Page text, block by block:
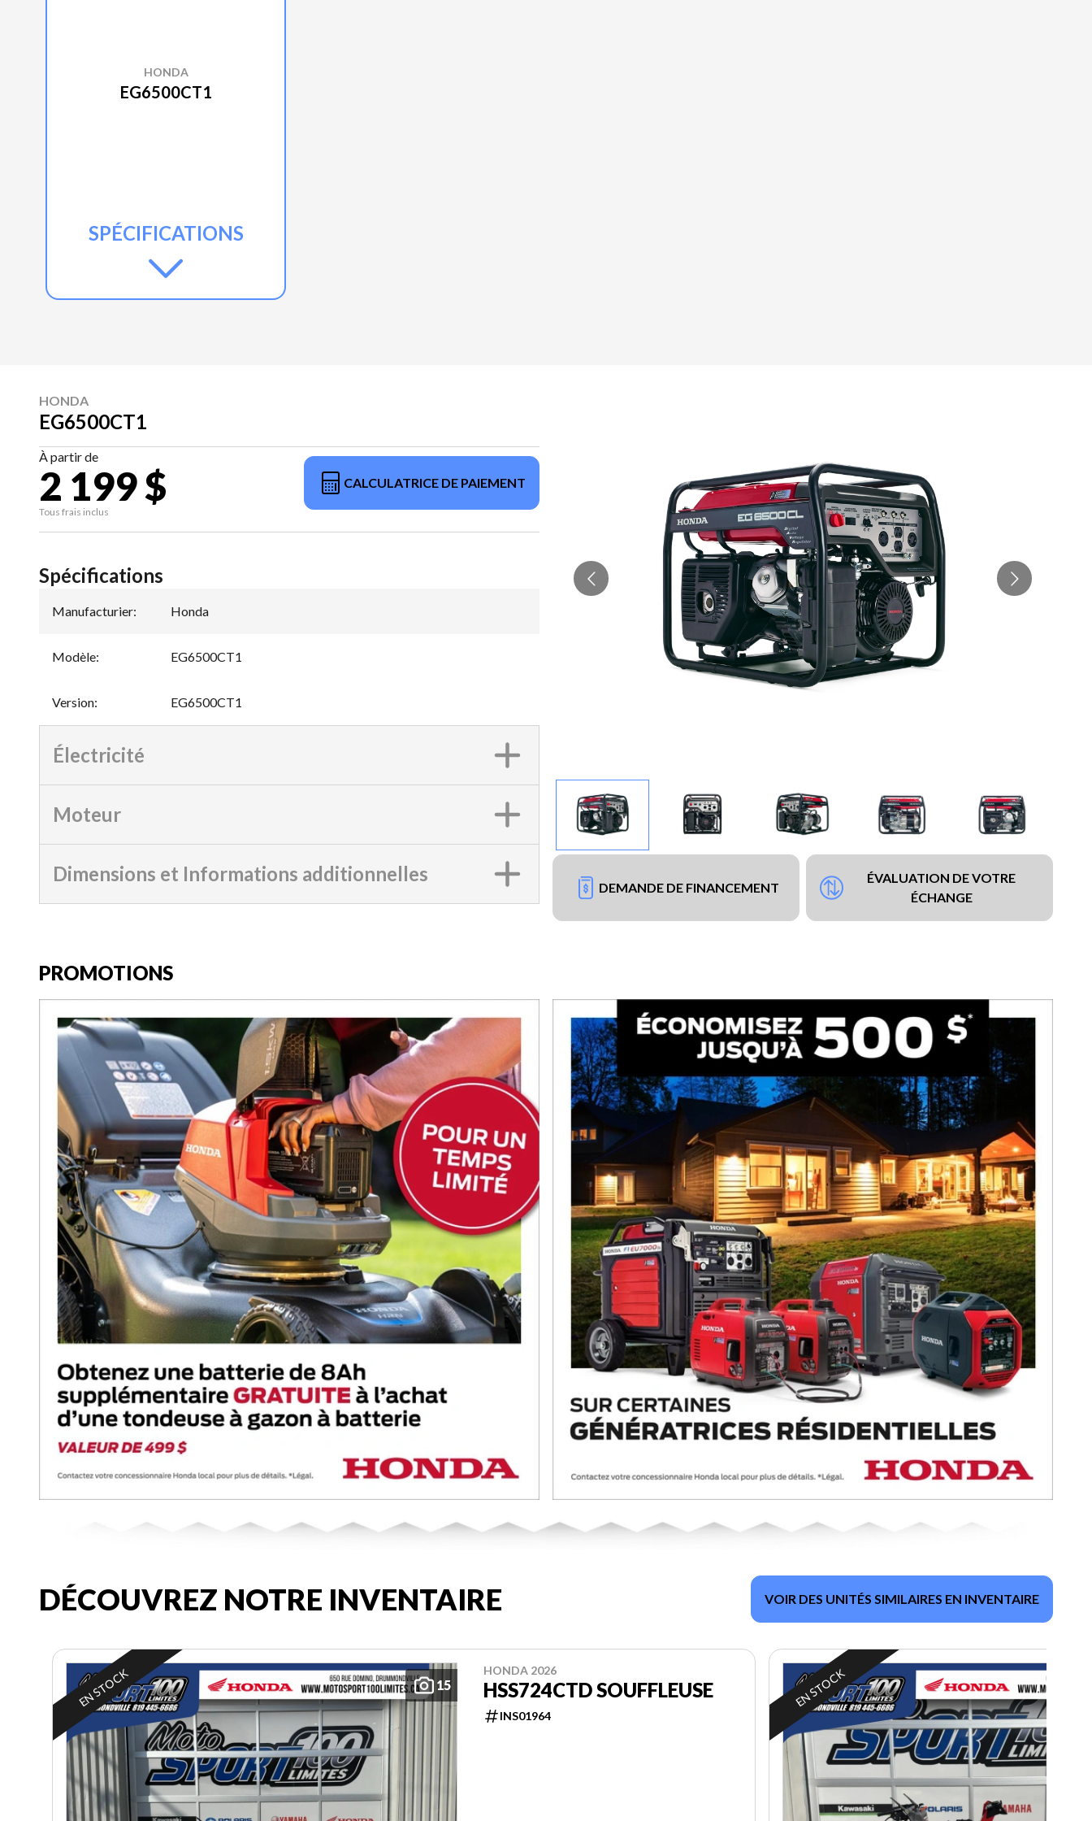
HONDA
EG6500CT1
SPÉCIFICATIONS
HONDA
EG6500CT1
À partir de
2 199 $
Tous frais inclus
CALCULATRICE DE PAIEMENT
DEMANDE DE FINANCEMENT
ÉVALUATION DE VOTRE
ÉCHANGE
Spécifications
Manufacturier: Honda
Modèle: EG6500CT1
Version: EG6500CT1
Électricité
Moteur
Dimensions et Informations additionnelles
PROMOTIONS
DÉCOUVREZ NOTRE INVENTAIRE VOIR DES UNITÉS SIMILAIRES EN INVENTAIRE
15
EN STOCK HONDA 2026
HSS724CTD SOUFFLEUSE
INS01964
EN STOCK